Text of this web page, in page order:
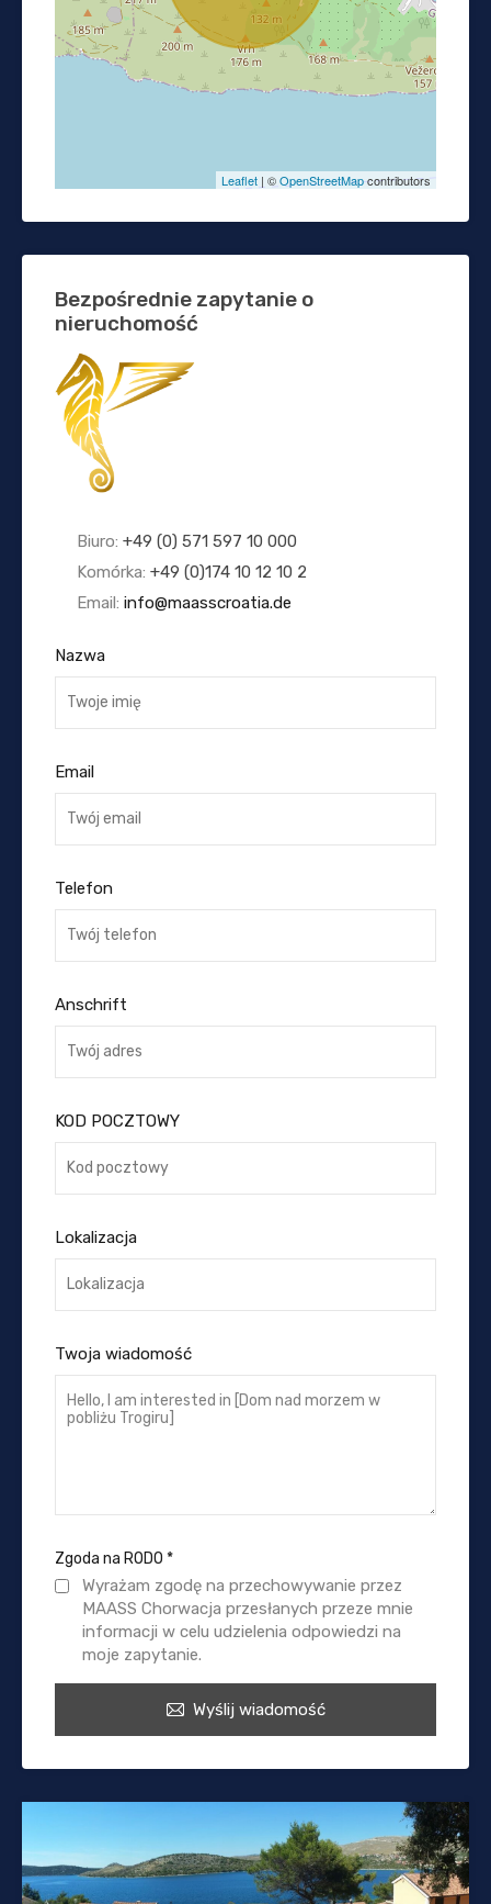
Leaflet | ©OpenStreetMapcontributors
Bezpośrednie zapytanie o
nieruchomość
Biuro: +49 (0) 571 597 10 000
Komórka: +49 (0)174 10 12 10 2
Email: info@maasscroatia.de
Nazwa
Email
Telefon
Anschrift
KOD POCZTOWY
Lokalizacja
Twoja wiadomość
Zgoda na RODO *
Wyrażam zgodę na przechowywanie przez
MAASS Chorwacja przesłanych przeze mnie
informacji w celu udzielenia odpowiedzi na
moje zapytanie.
Wyślij wiadomość